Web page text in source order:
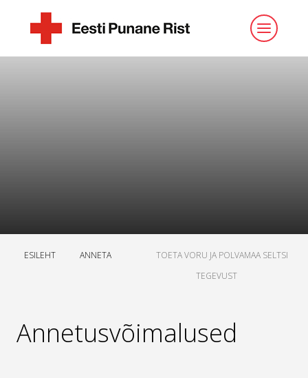
ESILEHT ANNETA
TOETA VORU JA POLVAMAA SELTSI
TEGEVUST
Annetusvõimalused